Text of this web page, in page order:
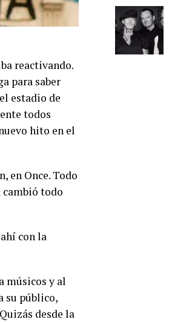
reactivando.
para saber
estadio de
todos
hito en el
en Once. Todo
cambió todo
con la
músicos y al
su público,
desde la